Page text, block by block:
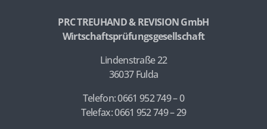
PRC TREUHAND & REVISION GmbH
Wirtschaftsprüfungsgesellschaft
Lindenstraße 22
36037 Fulda
Telefon: 0661 952 749 – 0
Telefax: 0661 952 749 – 29